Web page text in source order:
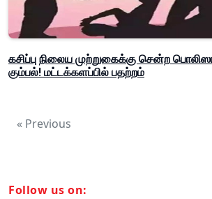
கசிப்பு நிலைய முற்றுகைக்கு சென்ற
கும்பல்! மட்டக்களப்பில் பதற்றம்
« Previous
Follow us on: